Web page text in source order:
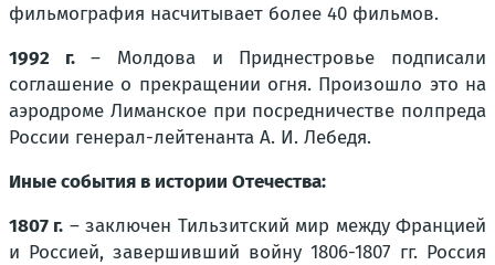
фильмография насчитывает более 40 фильмов.
1992 г.– Молдова и Приднестровье подписали
соглашение о прекращении огня. Произошло это на
аэродроме Лиманское при посредничестве полпреда
России генерал-лейтенанта А. И. Лебедя.
Иные события в истории Отечества:
1807 г. – заключен Тильзитский мир между Францией
и Россией, завершивший войну 1806-1807 гг. Россия